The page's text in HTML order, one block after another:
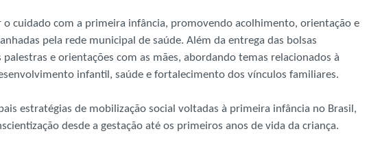
cuidado com a primeira infância, promovendo acolhimento, orientação e
pela rede municipal de saúde. Além da entrega das bolsas
e orientações com as mães, abordando temas relacionados à
infantil, saúde e fortalecimento dos vínculos familiares.
estratégias de mobilização social voltadas à primeira infância no Brasil,
desde a gestação até os primeiros anos de vida da criança.